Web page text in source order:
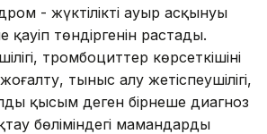
- жүктіліктің ауыр асқынуы
қауіп төндіргенін растады.
тромбоциттер көрсеткішінің
тыныс алу жетіспеушілігі,
қысым деген бірнеше диагноз
бөліміндегі мамандардың